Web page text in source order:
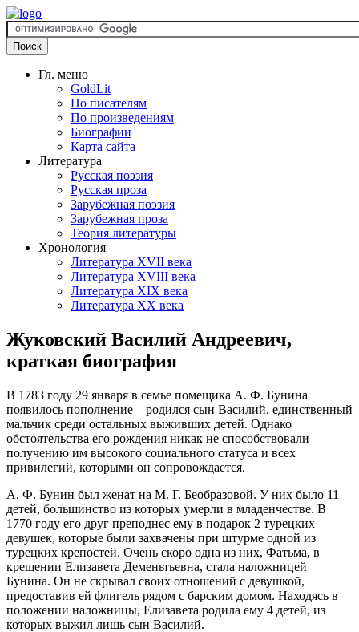
Гл. меню
GoldLit
По писателям
По произведениям
Биографии
Карта сайта
Литература
Русская поэзия
Русская проза
Зарубежная поэзия
Зарубежная проза
Теория литературы
Хронология
Литература XVII века
Литература XVIII века
Литература XIX века
Литература XX века
Жуковский Василий Андреевич,
краткая биография
В 1783 году 29 января в семье помещика А. Ф. Бунина
появилось пополнение – родился сын Василий, единственный
мальчик среди остальных выживших детей. Однако
обстоятельства его рождения никак не способствовали
получению им высокого социального статуса и всех
привилегий, которыми он сопровождается.
А. Ф. Бунин был женат на М. Г. Беобразовой. У них было 11
детей, большинство из которых умерли в младенчестве. В
1770 году его друг преподнес ему в подарок 2 турецких
девушек, которые были захвачены при штурме одной из
турецких крепостей. Очень скоро одна из них, Фатьма, в
крещении Елизавета Деменьтьевна, стала наложницей
Бунина. Он не скрывал своих отношений с девушкой,
предоставив ей флигель рядом с барским домом. Находясь в
положении наложницы, Елизавета родила ему 4 детей, из
которых выжил лишь сын Василий.